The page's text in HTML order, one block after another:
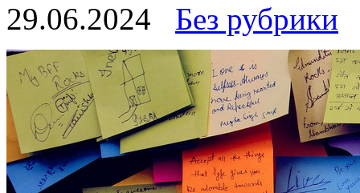
29.06.2024 Без рубрики